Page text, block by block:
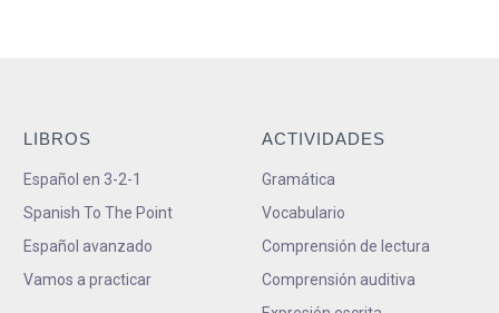
LIBROS
Español en 3-2-1
Spanish To The Point
Español avanzado
Vamos a practicar
ACTIVIDADES
Gramática
Vocabulario
Comprensión de lectura
Comprensión auditiva